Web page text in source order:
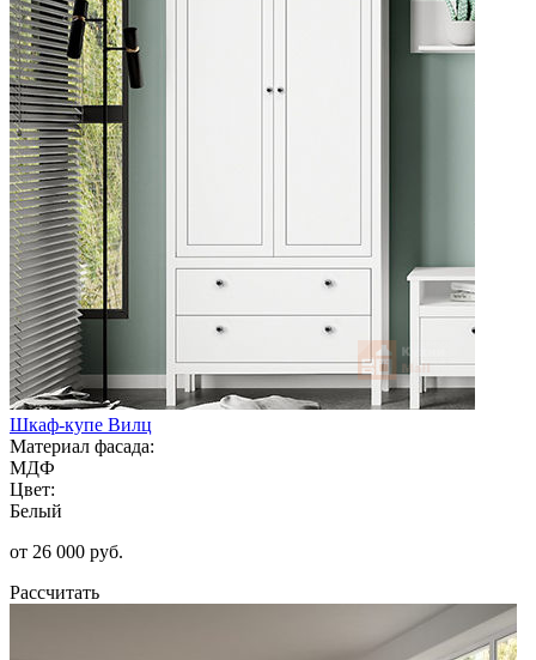
Шкаф-купе Вилц
Материал фасада:
МДФ
Цвет:
Белый
от 26 000 руб.
Рассчитать